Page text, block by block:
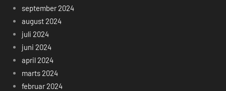
september 2024
august 2024
juli 2024
juni 2024
april 2024
marts 2024
februar 2024